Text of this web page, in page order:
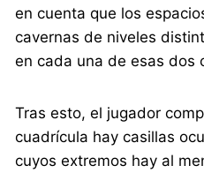
en cuenta que los
cavernas de niveles
en cada una de esas dos
Tras esto, el jugador
cuadrícula hay casillas
cuyos extremos hay al